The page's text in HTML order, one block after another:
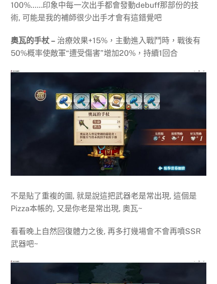
100%……印象中每一次出手都會發動debuff那部份的技
術, 可能是我的補師很少出手才會有這錯覺吧
奧瓦的手杖 – 治療效果+15%，主動進入戰鬥時，戰後有
50%概率使敵軍“遭受傷害”增加20%，持續1回合
不是貼了重複的圖, 就是說這把武器老是常出現, 這個是
Pizza本帳的, 又是你老是常出現, 奧瓦~
看看晚上自然回復體力之後, 再多打幾場會不會再噴SSR
武器吧~